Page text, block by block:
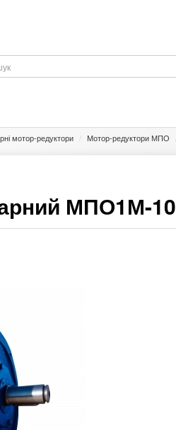
мотор-редуктори Мотор-редуктори МПО
МПО1М-10